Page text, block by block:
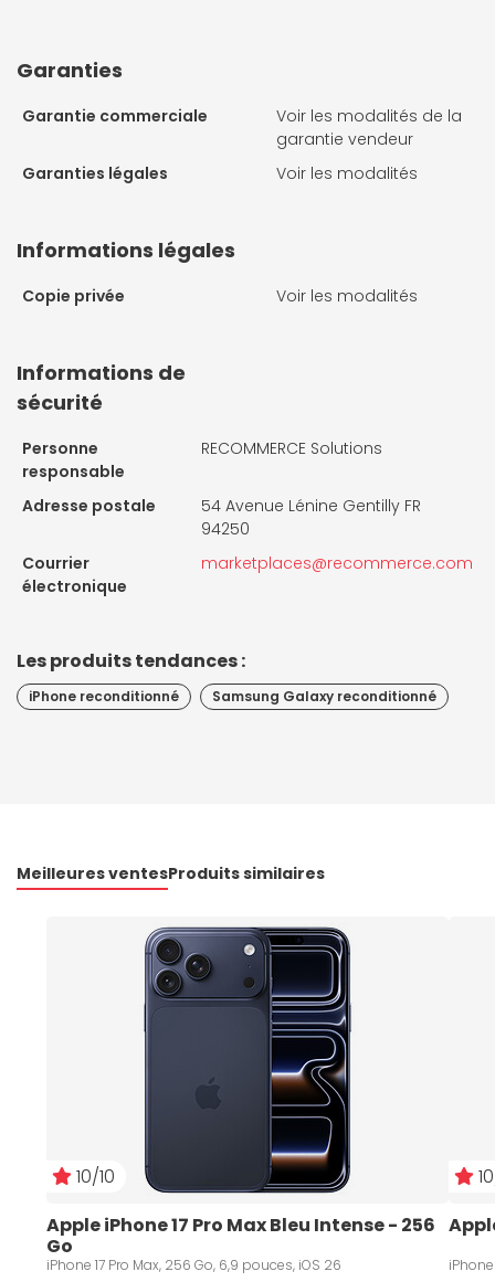
Garanties
Garantie commerciale
Voir les modalités de la
garantie vendeur
Garanties légales
Voir les modalités
Informations légales
Copie privée Voir les modalités
Informations de
sécurité
Personne
responsable
RECOMMERCE Solutions
Adresse postale
54 Avenue Lénine Gentilly FR
94250
Courrier
électronique
marketplaces@recommerce.com
Les produits tendances :
iPhone reconditionné Samsung Galaxy reconditionné
Meilleures ventesProduits similaires
10/10
Apple iPhone 17 Pro Max Bleu Intense - 256
Go
iPhone 17 Pro Max, 256 Go, 6,9 pouces, iOS 26